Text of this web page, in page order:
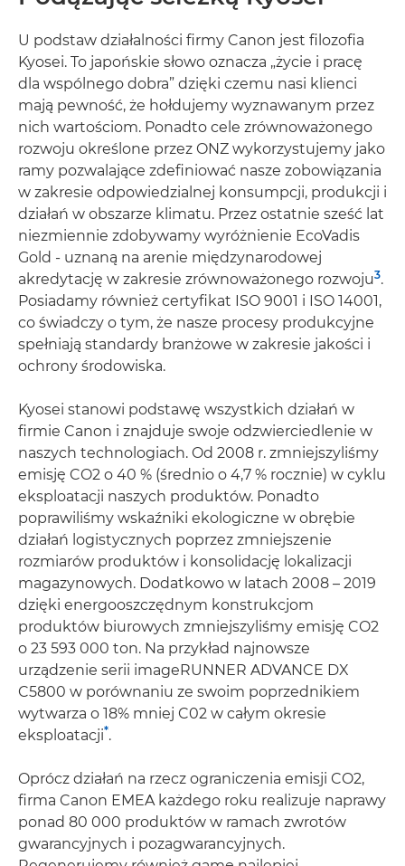
U podstaw działalności firmy Canon jest filozofia
Kyosei. To japońskie słowo oznacza „życie i pracę
dla wspólnego dobra” dzięki czemu nasi klienci
mają pewność, że hołdujemy wyznawanym przez
nich wartościom. Ponadto cele zrównoważonego
rozwoju określone przez ONZ wykorzystujemy jako
ramy pozwalające zdefiniować nasze zobowiązania
w zakresie odpowiedzialnej konsumpcji, produkcji i
działań w obszarze klimatu. Przez ostatnie sześć lat
niezmiennie zdobywamy wyróżnienie EcoVadis
Gold - uznaną na arenie międzynarodowej
akredytację w zakresie zrównoważonego rozwoju3.
Posiadamy również certyfikat ISO 9001 i ISO 14001,
co świadczy o tym, że nasze procesy produkcyjne
spełniają standardy branżowe w zakresie jakości i
ochrony środowiska.
Kyosei stanowi podstawę wszystkich działań w
firmie Canon i znajduje swoje odzwierciedlenie w
naszych technologiach. Od 2008 r. zmniejszyliśmy
emisję CO2 o 40 % (średnio o 4,7 % rocznie) w cyklu
eksploatacji naszych produktów. Ponadto
poprawiliśmy wskaźniki ekologiczne w obrębie
działań logistycznych poprzez zmniejszenie
rozmiarów produktów i konsolidację lokalizacji
magazynowych. Dodatkowo w latach 2008 – 2019
dzięki energooszczędnym konstrukcjom
produktów biurowych zmniejszyliśmy emisję CO2
o 23 593 000 ton. Na przykład najnowsze
urządzenie serii imageRUNNER ADVANCE DX
C5800 w porównaniu ze swoim poprzednikiem
wytwarza o 18% mniej C02 w całym okresie
eksploatacji*.
Oprócz działań na rzecz ograniczenia emisji CO2,
firma Canon EMEA każdego roku realizuje naprawy
ponad 80 000 produktów w ramach zwrotów
gwarancyjnych i pozagwarancyjnych.